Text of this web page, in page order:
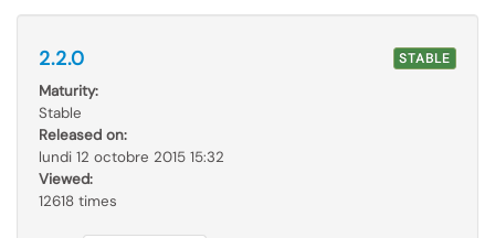
STABLE
2.2.0
Maturity:
Stable
Released on:
lundi 12 octobre 2015 15:32
Viewed:
12618 times